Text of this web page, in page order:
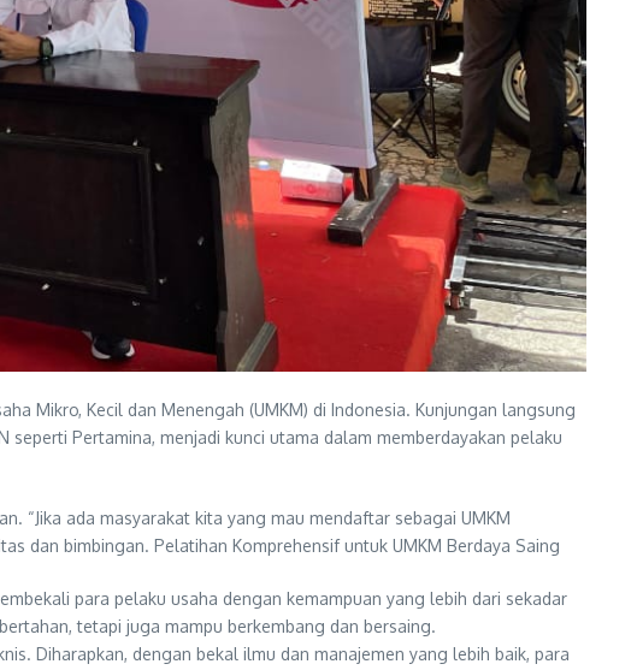
Mikro, Kecil dan Menengah (UMKM) di Indonesia. Kunjungan langsung
Pertamina, menjadi kunci utama dalam memberdayakan pelaku
“Jika ada masyarakat kita yang mau mendaftar sebagai UMKM
dan bimbingan. Pelatihan Komprehensif untuk UMKM Berdaya Saing
para pelaku usaha dengan kemampuan yang lebih dari sekadar
tetapi juga mampu berkembang dan bersaing.
Diharapkan, dengan bekal ilmu dan manajemen yang lebih baik, para